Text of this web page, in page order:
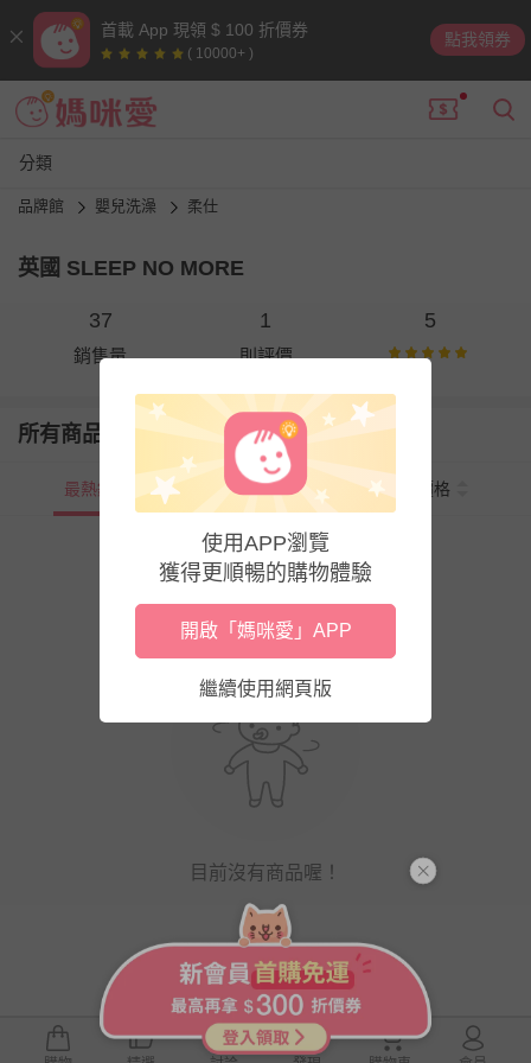
首載 App 現領 $ 100 折價券
( 10000+ )
點我領券
分類
品牌館 嬰兒洗澡 柔仕
英國 SLEEP NO MORE
37
銷售量
1
則評價
5
所有商品
最熱銷 新上市 價格
目前沒有商品喔！
使用APP瀏覽
獲得更順暢的購物體驗
開啟「媽咪愛」APP
繼續使用網頁版